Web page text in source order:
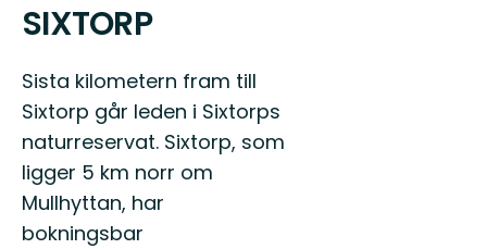
SIXTORP
Sista kilometern fram till
Sixtorp går leden i Sixtorps
naturreservat. Sixtorp, som
ligger 5 km norr om
Mullhyttan, har
bokningsbar